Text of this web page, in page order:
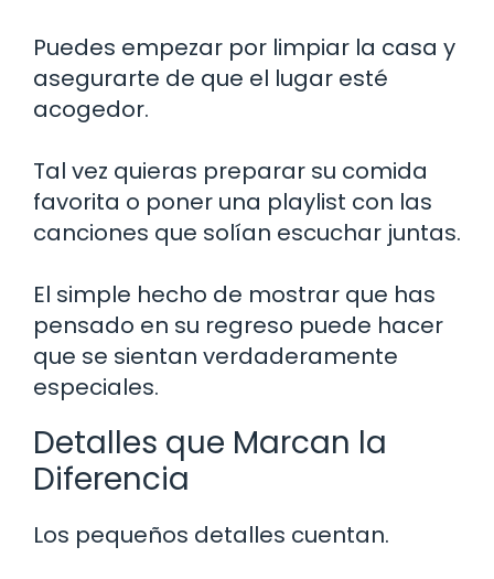
Puedes empezar por limpiar la casa y
asegurarte de que el lugar esté
acogedor.
Tal vez quieras preparar su comida
favorita o poner una playlist con las
canciones que solían escuchar juntas.
El simple hecho de mostrar que has
pensado en su regreso puede hacer
que se sientan verdaderamente
especiales.
Detalles que Marcan la
Diferencia
Los pequeños detalles cuentan.